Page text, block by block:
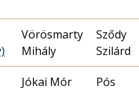
Vörösmarty
Mihály
Sződy
Szilárd
Jókai Mór
Pós